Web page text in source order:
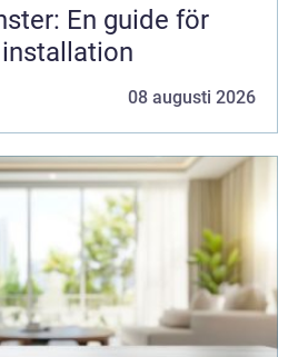
En guide för
08 augusti 2026